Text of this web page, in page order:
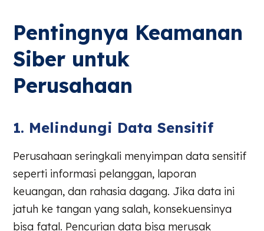
Pentingnya Keamanan
Siber untuk
Perusahaan
1. Melindungi Data Sensitif
Perusahaan seringkali menyimpan data sensitif
seperti informasi pelanggan, laporan
keuangan, dan rahasia dagang. Jika data ini
jatuh ke tangan yang salah, konsekuensinya
bisa fatal. Pencurian data bisa merusak